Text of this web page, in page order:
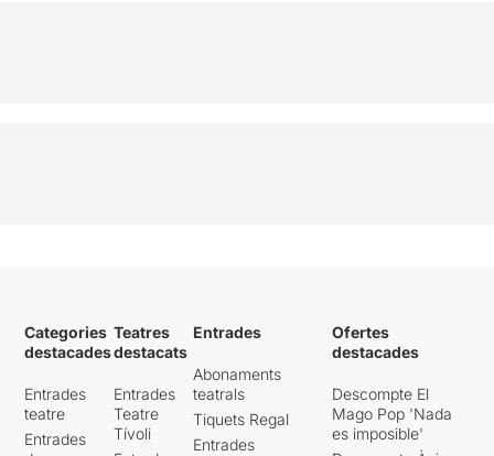
Categories
destacades
Entrades
teatre
Entrades
Teatres
destacats
Entrades
Teatre
Tívoli
Entrades
Abonaments
teatrals
Tiquets Regal
Entrades
Ofertes
destacades
Descompte El
Mago Pop 'Nada
es imposible'